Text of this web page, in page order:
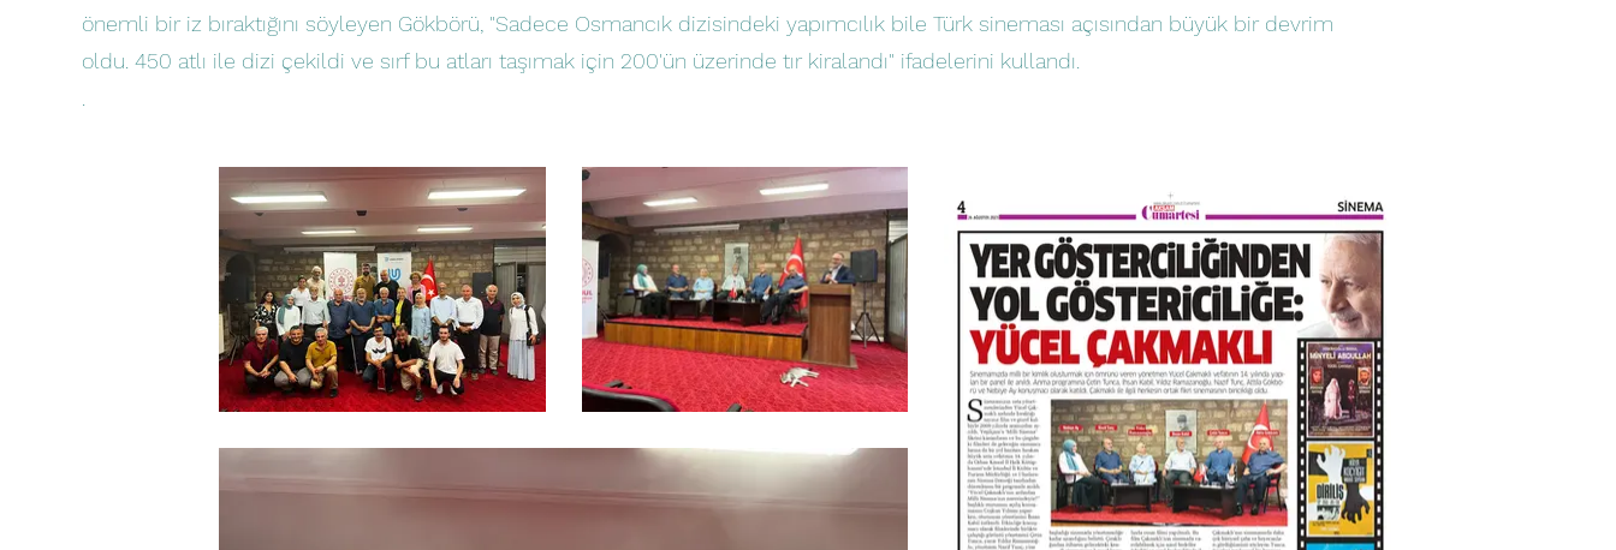
önemli bir iz bıraktığını söyleyen Gökbörü, "Sadece Osmancık dizisindeki yapımcılık bile Türk sineması açısından büyük bir devrim
oldu. 450 atlı ile dizi çekildi ve sırf bu atları taşımak için 200'ün üzerinde tır kiralandı" ifadelerini kullandı.